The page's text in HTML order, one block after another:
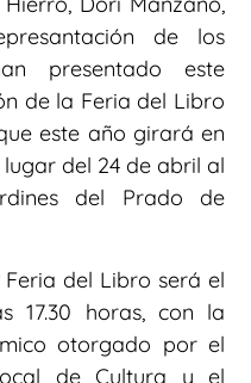
de los
presentado este
de la Feria del Libro
este año girará en
del 24 de abril al
del Prado de
del Libro será el
17.30 horas, con la
otorgado por el
de Cultura y el